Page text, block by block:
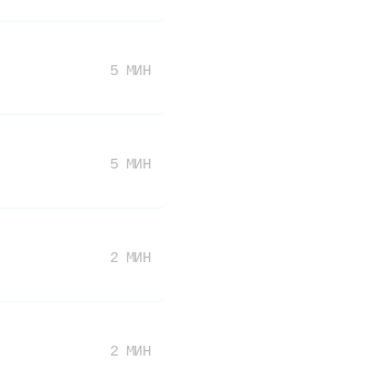
5 МИН
5 МИН
2 МИН
2 МИН